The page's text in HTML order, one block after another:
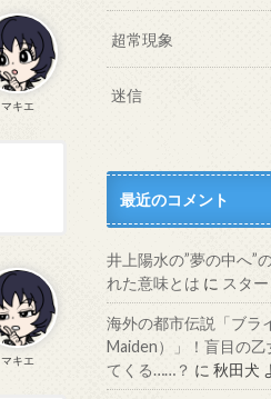
マキエ
マキエ
超常現象
迷信
最近のコメント
井上陽水の”夢の中へ”
れた意味とは に スタ
海外の都市伝説「ブラ
Maiden）」！盲目の
てくる……？ に 秋田犬